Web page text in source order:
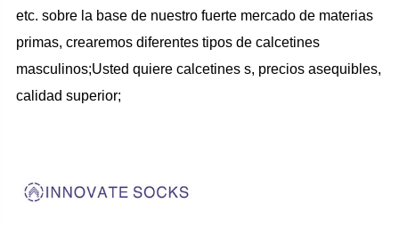
etc. sobre la base de nuestro fuerte mercado de materias
primas, crearemos diferentes tipos de calcetines
masculinos;Usted quiere calcetines s, precios asequibles,
calidad superior;